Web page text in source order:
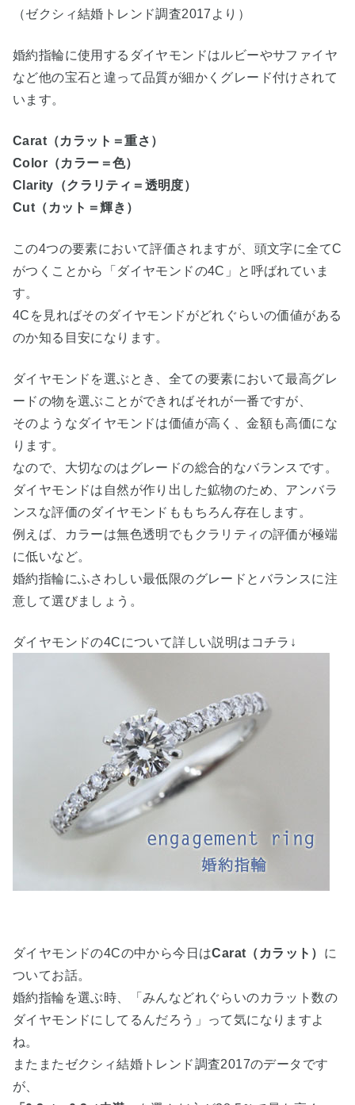
（ゼクシィ結婚トレンド調査2017より）
婚約指輪に使用するダイヤモンドはルビーやサファイヤ
など他の宝石と違って品質が細かくグレード付けされて
います。
Carat（カラット＝重さ）
Color（カラー＝色）
Clarity（クラリティ＝透明度）
Cut（カット＝輝き）
この4つの要素において評価されますが、頭文字に全てC
がつくことから「ダイヤモンドの4C」と呼ばれていま
す。
4Cを見ればそのダイヤモンドがどれぐらいの価値がある
のか知る目安になります。
ダイヤモンドを選ぶとき、全ての要素において最高グレ
ードの物を選ぶことができればそれが一番ですが、
そのようなダイヤモンドは価値が高く、金額も高価にな
ります。
なので、大切なのはグレードの総合的なバランスです。
ダイヤモンドは自然が作り出した鉱物のため、アンバラ
ンスな評価のダイヤモンドももちろん存在します。
例えば、カラーは無色透明でもクラリティの評価が極端
に低いなど。
婚約指輪にふさわしい最低限のグレードとバランスに注
意して選びましょう。
ダイヤモンドの4Cについて詳しい説明はコチラ↓
ダイヤモンドの4Cの中から今日はCarat（カラット） に
ついてお話。
婚約指輪を選ぶ時、「みんなどれぐらいのカラット数の
ダイヤモンドにしてるんだろう」って気になりますよ
ね。
またまたゼクシィ結婚トレンド調査2017のデータです
が、